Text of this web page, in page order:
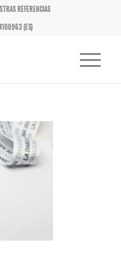
REFERENCIAS
(ES)